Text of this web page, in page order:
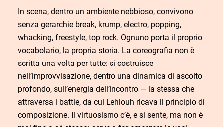
In scena, dentro un ambiente nebbioso, convivono
senza gerarchie break, krump, electro, popping,
whacking, freestyle, top rock. Ognuno porta il proprio
vocabolario, la propria storia. La coreografia non è
scritta una volta per tutte: si costruisce
nell’improvvisazione, dentro una dinamica di ascolto
profondo, sull’energia dell’incontro — la stessa che
attraversa i battle, da cui Lehlouh ricava il principio di
composizione. Il virtuosismo c’è, e si sente, ma non è